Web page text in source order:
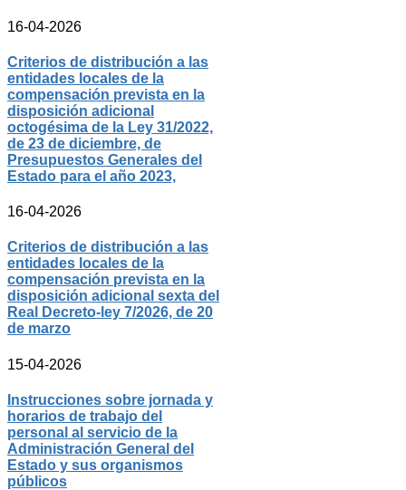
16-04-2026
Criterios de distribución a las
entidades locales de la
compensación prevista en la
disposición adicional
octogésima de la Ley 31/2022,
de 23 de diciembre, de
Presupuestos Generales del
Estado para el año 2023,
16-04-2026
Criterios de distribución a las
entidades locales de la
compensación prevista en la
disposición adicional sexta del
Real Decreto-ley 7/2026, de 20
de marzo
15-04-2026
Instrucciones sobre jornada y
horarios de trabajo del
personal al servicio de la
Administración General del
Estado y sus organismos
públicos